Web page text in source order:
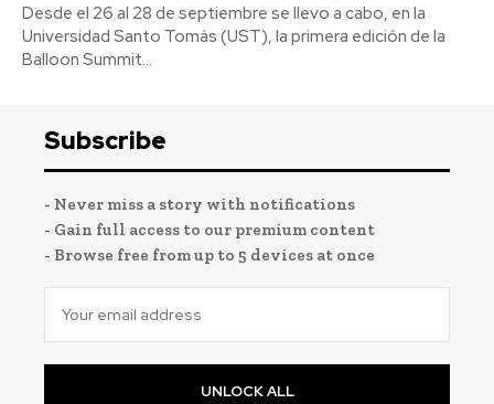
Desde el 26 al 28 de septiembre se llevo a cabo, en la
Universidad Santo Tomás (UST), la primera edición de la
Balloon Summit...
Subscribe
- Never miss a story with notifications
- Gain full access to our premium content
- Browse free from up to 5 devices at once
UNLOCK ALL